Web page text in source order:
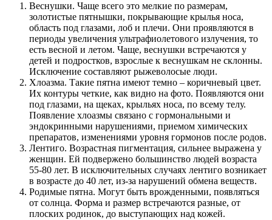
Веснушки. Чаще всего это мелкие по размерам,
золотистые пятнышки, покрывающие крылья носа,
область под глазами, лоб и плечи. Они проявляются в
периоды увеличения ультрафиолетового излучения, то
есть весной и летом. Чаще, веснушки встречаются у
детей и подростков, взрослые к веснушкам не склонны.
Исключение составляют рыжеволосые люди.
Хлоазма. Такие пятна имеют темно – коричневый цвет.
Их контуры четкие, как видно на фото. Появляются они
под глазами, на щеках, крыльях носа, по всему телу.
Появление хлоазмы связано с гормональными и
эндокринными нарушениями, приемом химических
препаратов, изменениями уровня гормонов после родов.
Лентиго. Возрастная пигментация, сильнее выражена у
женщин. Ей подвержено большинство людей возраста
55-80 лет. В исключительных случаях лентиго возникает
в возрасте до 40 лет, из-за нарушений обмена веществ.
Родимые пятна. Могут быть врожденными, появляться
от солнца. Форма и размер встречаются разные, от
плоских родинок, до выступающих над кожей.